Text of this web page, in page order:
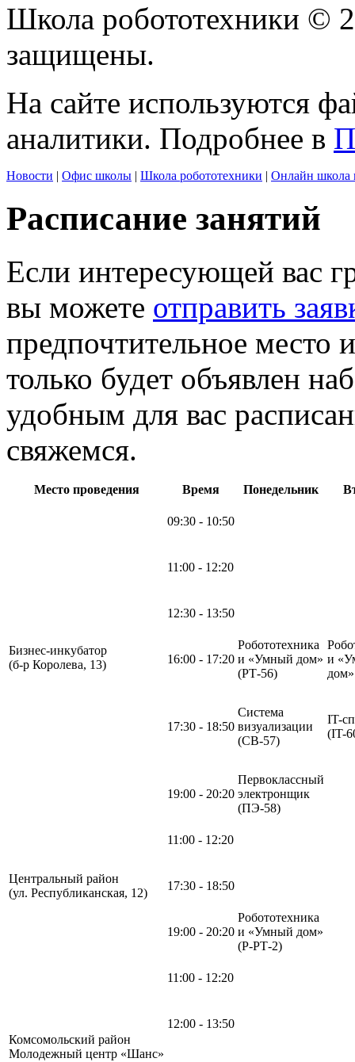
Школа робототехники ©
защищены.
На сайте используются
аналитики. Подробнее в
Новости | Офис школы | Школа робототехники | Онлайн школа
Расписание занятий
Если интересующей вас
вы можете отправить
предпочтительное место
только будет объявлен
удобным для вас
свяжемся.
Место проведения Время Понедельник
Бизнес-инкубатор
(б-р Королева, 13)
09:30 - 10:50
11:00 - 12:20
12:30 - 13:50
16:00 - 17:20
Робототехника
и «Умный дом»
(РТ-56)
и
17:30 - 18:50
Система
визуализации
(СВ-57)
IT-
(IT-
19:00 - 20:20
Первоклассный
электронщик
(ПЭ-58)
Центральный район
(ул. Республиканская, 12)
11:00 - 12:20
17:30 - 18:50
19:00 - 20:20
Робототехника
и «Умный дом»
(Р-РТ-2)
Комсомольский район
Молодежный центр «Шанс»
11:00 - 12:20
12:00 - 13:50